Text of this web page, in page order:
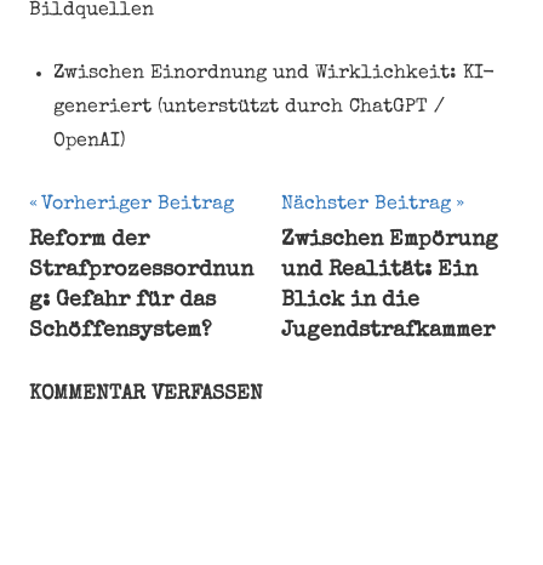
Bildquellen
Zwischen Einordnung und Wirklichkeit: KI-
generiert (unterstützt durch ChatGPT /
OpenAI)
Beitragsnavigation
Vorheriger Beitrag
Reform der
Strafprozessordnun
g: Gefahr für das
Schöffensystem?
Nächster Beitrag
Zwischen Empörung
und Realität: Ein
Blick in die
Jugendstrafkammer
KOMMENTAR VERFASSEN